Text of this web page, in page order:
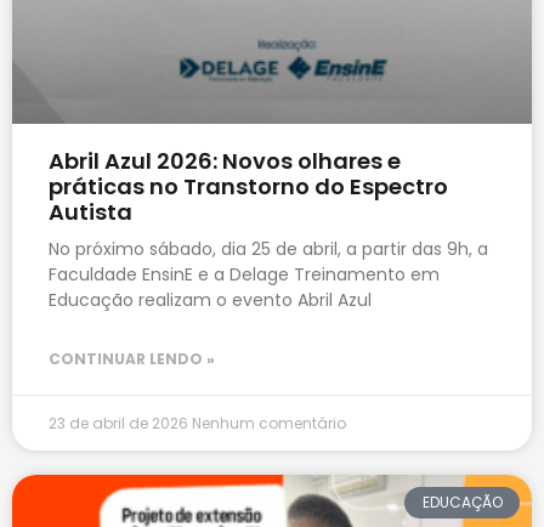
Abril Azul 2026: Novos olhares e
práticas no Transtorno do Espectro
Autista
No próximo sábado, dia 25 de abril, a partir das 9h, a
Faculdade EnsinE e a Delage Treinamento em
Educação realizam o evento Abril Azul
CONTINUAR LENDO »
23 de abril de 2026 Nenhum comentário
EDUCAÇÃO